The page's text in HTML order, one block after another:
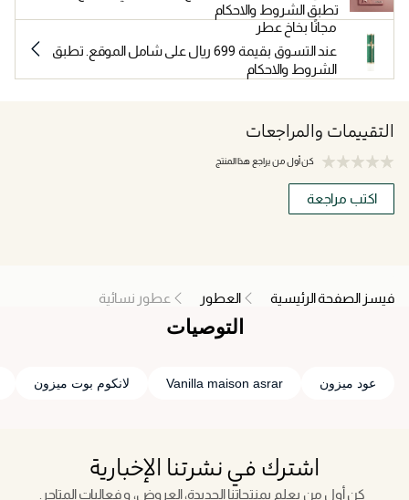
تطبق الشروط والاحكام
مجانًا بخاخ عطر
عند التسوق بقيمة 699 ريال على شامل الموقع. تطبق
الشروط والاحكام
التقييمات والمراجعات
كن أول من يراجع هذا المنتج
اكتب مراجعة
فيسز الصفحة الرئيسية العطور عطور نسائية
التوصيات
عود ميزون Vanilla maison asrar لانكوم بوت ميزون
اشترك في نشرتنا الإخبارية
كن أول من يعلم بمنتجاتنا الجديدة، العروض، و فعاليات المتاجر.